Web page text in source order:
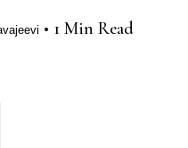
• 1 Min Read